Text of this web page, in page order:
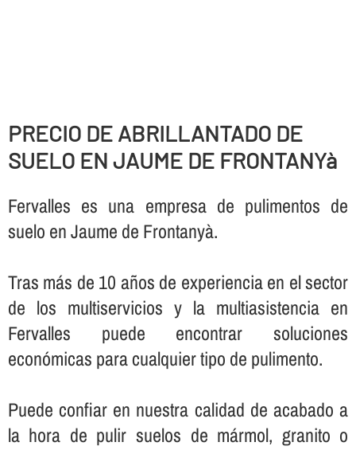
PRECIO DE ABRILLANTADO DE
SUELO EN JAUME DE FRONTANYà
Fervalles es una empresa de pulimentos de
suelo en Jaume de Frontanyà.
Tras más de 10 años de experiencia en el sector
de los multiservicios y la multiasistencia en
Fervalles puede encontrar soluciones
económicas para cualquier tipo de pulimento.
Puede confiar en nuestra calidad de acabado a
la hora de pulir suelos de mármol, granito o